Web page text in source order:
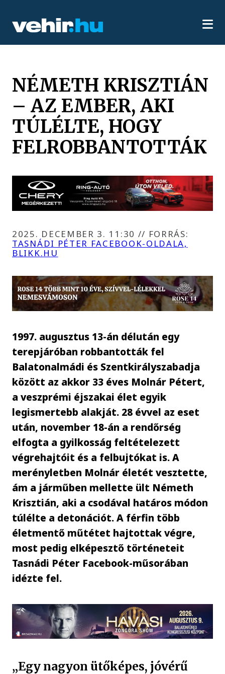
NÉMETH KRISZTIÁN
– AZ EMBER, AKI
TÚLÉLTE, HOGY
FELROBBANTOTTÁK
2025. DECEMBER 3. 11:30 // FORRÁS:
TASNÁDI PÉTER FACEBOOK-OLDALA,
BLIKK.HU
1997. augusztus 13-án délután egy
terepjáróban robbantották fel
Balatonalmádi és Szentkirályszabadja
között az akkor 33 éves Molnár Pétert,
a veszprémi éjszakai élet egyik
legismertebb alakját. 28 évvel az eset
után, november 18-án a rendőrség
elfogta a gyilkosság feltételezett
végrehajtóit és a felbujtókat is. A
merényletben Molnár életét vesztette,
ám a járműben mellette ült Németh
Krisztián, aki a csodával határos módon
túlélte a detonációt. A férfin több
életmentő műtétet hajtottak végre,
most pedig elképesztő történeteit
Tasnádi Péter Facebook-műsorában
idézte fel.
„Egy nagyon ütőképes, jóvérű